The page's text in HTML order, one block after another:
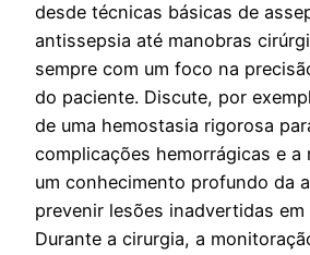
desde técnicas básicas de
antissepsia até manobras
sempre com um foco na
do paciente. Discute, por
de uma hemostasia rigorosa
complicações hemorrágicas e a
um conhecimento profundo da
prevenir lesões inadvertidas
Durante a cirurgia, a